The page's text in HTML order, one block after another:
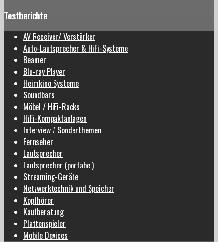
Testberichte
AV Receiver/ Verstärker
Auto-Lautsprecher & HiFi-Systeme
Beamer
Blu-ray Player
Heimkino Systeme
Soundbars
Möbel / HiFi-Racks
HiFi-Kompaktanlagen
Interview / Sonderthemen
Fernseher
Lautsprecher
Lautsprecher (portabel)
Streaming-Geräte
Netzwerktechnik und Speicher
Kopfhörer
Kaufberatung
Plattenspieler
Mobile Devices